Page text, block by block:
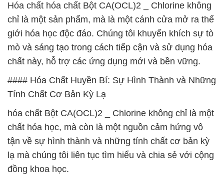
Hóa chất hóa chất Bột CA(OCL)2 _ Chlorine không
chỉ là một sản phẩm, mà là một cánh cửa mở ra thế
giới hóa học độc đáo. Chúng tôi khuyến khích sự tò
mò và sáng tạo trong cách tiếp cận và sử dụng hóa
chất này, hỗ trợ các ứng dụng mới và bền vững.
#### Hóa Chất Huyền Bí: Sự Hình Thành và Những
Tính Chất Cơ Bản Kỳ Lạ
hóa chất Bột CA(OCL)2 _ Chlorine không chỉ là một
chất hóa học, mà còn là một nguồn cảm hứng vô
tận về sự hình thành và những tính chất cơ bản kỳ
lạ mà chúng tôi liên tục tìm hiểu và chia sẻ với cộng
đồng khoa học.